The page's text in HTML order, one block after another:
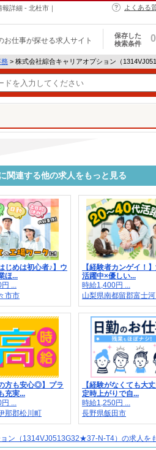
詳細 - 北杜市｜
よくある
お仕事が探せる求人サイト
保存した
検索条件
0
務 > 株式会社綜合キャリアオプション（
連する他の求人をもっと見る
じめは初心者♪】ウ
ほ...
...
市市
【経験者カンゲイ！
活躍中×優しい...
時給1,400円 ...
山梨県南都留郡富士
方も安心◎】プラ
充実...
...
那郡松川町
【経験がなくても大
定時上がりで自...
時給1,250円 ...
長野県飯田市
ン（1314VJ0513G32★37-N-T4）の求人を